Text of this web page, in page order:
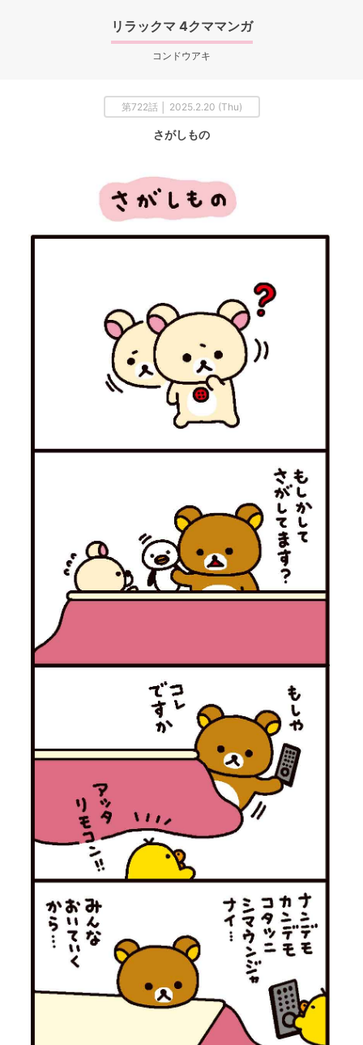
リラックマ 4クママンガ
コンドウアキ
第722話 │ 2025.2.20 (Thu)
さがしもの